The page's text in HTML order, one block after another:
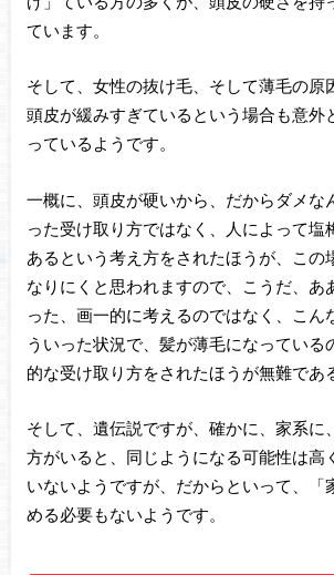
ています。
そして、女性の抜け毛、そして薄毛の原
頭皮が緩みすぎているという場合も意外
っているようです。
一概に、頭皮が硬いから、だからダメな
った受け取り方ではなく、人によって塩
あるという考え方をされたほうが、この
なりにくと思われますので、こうだ、あ
った、画一的に考えるのではなく、こん
ういった状況で、髪が薄毛になっている
的な受け取り方をされたほうが無難であ
そして、遺伝説ですが、確かに、家系に
方がいると、同じようになる可能性は高
いないようですが、だからといって、「
める必要もないようです。